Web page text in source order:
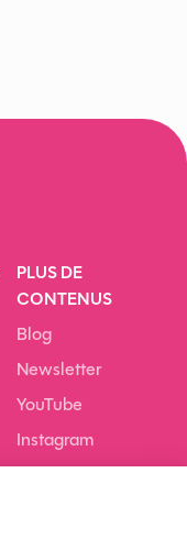
PLUS DE
CONTENUS
Blog
Newsletter
YouTube
Instagram
LinkedIn